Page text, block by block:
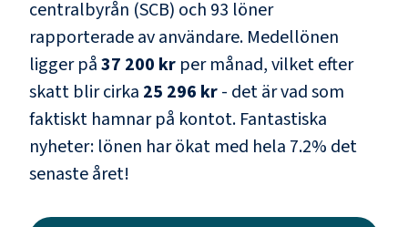
centralbyrån (SCB) och 93 löner
rapporterade av användare. Medellönen
ligger på37 200 kr per månad, vilket efter
skatt blir cirka 25 296 kr- det är vad som
faktiskt hamnar på kontot. Fantastiska
nyheter: lönen har ökat med hela 7.2% det
senaste året!